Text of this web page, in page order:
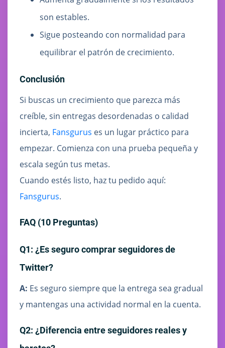
son estables.
Sigue posteando con normalidad para
equilibrar el patrón de crecimiento.
Conclusión
Si buscas un crecimiento que parezca más
creíble, sin entregas desordenadas o calidad
incierta, Fansgurus es un lugar práctico para
empezar. Comienza con una prueba pequeña y
escala según tus metas.
Cuando estés listo, haz tu pedido aquí:
Fansgurus.
FAQ (10 Preguntas)
Q1: ¿Es seguro comprar seguidores de
Twitter?
A: Es seguro siempre que la entrega sea gradual
y mantengas una actividad normal en la cuenta.
Q2: ¿Diferencia entre seguidores reales y